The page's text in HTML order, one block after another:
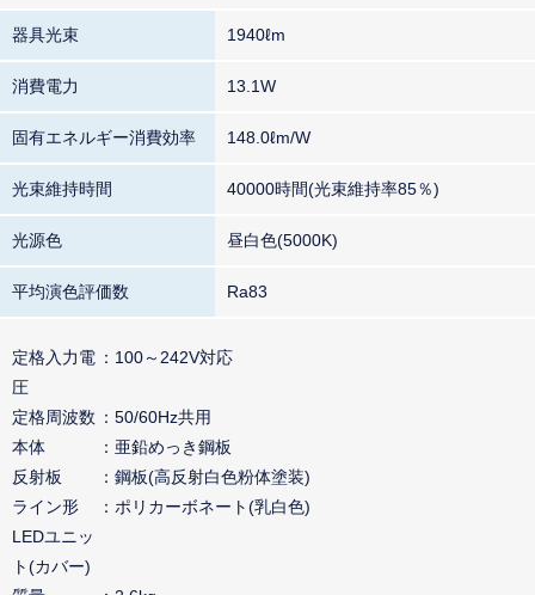
器具光束 1940ℓm
消費電力 13.1W
固有エネルギー消費効率 148.0ℓm/W
光束維持時間 40000時間(光束維持率85％)
光源色 昼白色(5000K)
平均演色評価数 Ra83
定格入力電
圧
100～242V対応
定格周波数
50/60Hz共用
本体
亜鉛めっき鋼板
反射板
鋼板(高反射白色粉体塗装)
ライン形
LEDユニッ
ト(カバー)
ポリカーボネート(乳白色)